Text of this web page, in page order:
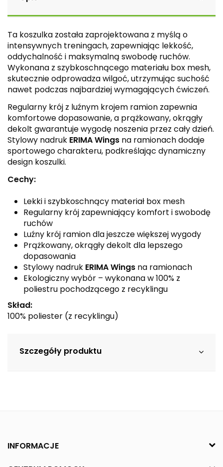
Ta koszulka została zaprojektowana z myślą o
intensywnych treningach, zapewniając lekkość,
oddychalność i maksymalną swobodę ruchów.
Wykonana z szybkoschnącego materiału box mesh,
skutecznie odprowadza wilgoć, utrzymując suchość
nawet podczas najbardziej wymagających ćwiczeń.
Regularny krój z luźnym krojem ramion zapewnia
komfortowe dopasowanie, a prążkowany, okrągły
dekolt gwarantuje wygodę noszenia przez cały dzień.
Stylowy nadruk ERIMA Wings na ramionach dodaje
sportowego charakteru, podkreślając dynamiczny
design koszulki.
Cechy:
Lekki i szybkoschnący materiał box mesh
Regularny krój zapewniający komfort i swobodę
ruchów
Luźny krój ramion dla jeszcze większej wygody
Prążkowany, okrągły dekolt dla lepszego
dopasowania
Stylowy nadruk ERIMA Wings na ramionach
Ekologiczny wybór – wykonana w 100% z
poliestru pochodzącego z recyklingu
Skład:
100% poliester (z recyklingu)
Szczegóły produktu
INFORMACJE